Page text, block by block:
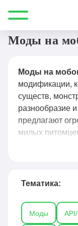
Все для Minecraft
Моды на
Моды на
модификации,
существ,
разнообразие
предлагают
милых
игроком.
делают
интересным,
Тематика:
Моды